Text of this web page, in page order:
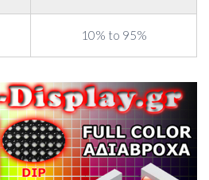
10% to 95%